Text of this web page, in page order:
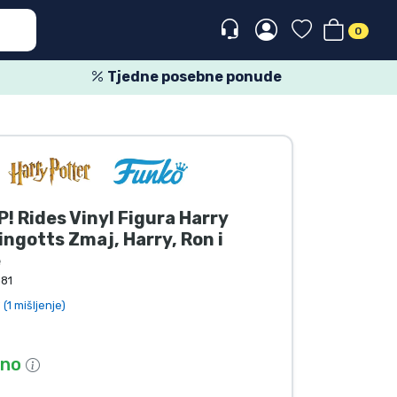
0
Tjedne posebne ponude
Rides Vinyl Figura Harry
Zmaj, Harry, Ron i
(1 mišljenje)